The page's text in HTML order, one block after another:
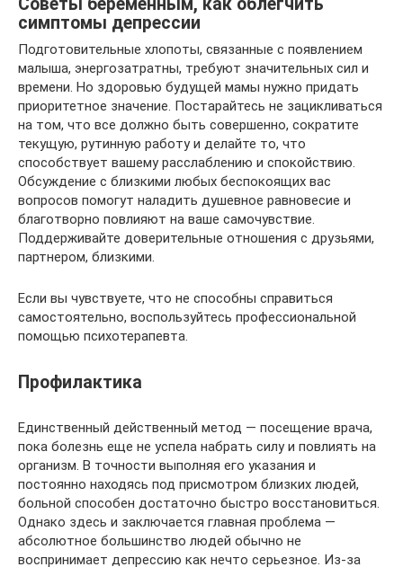
симптомы депрессии
Подготовительные хлопоты, связанные с появлением
малыша, энергозатратны, требуют значительных сил и
времени. Но здоровью будущей мамы нужно придать
приоритетное значение. Постарайтесь не зацикливаться
на том, что все должно быть совершенно, сократите
текущую, рутинную работу и делайте то, что
способствует вашему расслаблению и спокойствию.
Обсуждение с близкими любых беспокоящих вас
вопросов помогут наладить душевное равновесие и
благотворно повлияют на ваше самочувствие.
Поддерживайте доверительные отношения с друзьями,
партнером, близкими.
Если вы чувствуете, что не способны справиться
самостоятельно, воспользуйтесь профессиональной
помощью психотерапевта.
Профилактика
Единственный действенный метод — посещение врача,
пока болезнь еще не успела набрать силу и повлиять на
организм. В точности выполняя его указания и
постоянно находясь под присмотром близких людей,
больной способен достаточно быстро восстановиться.
Однако здесь и заключается главная проблема —
абсолютное большинство людей обычно не
воспринимает депрессию как нечто серьезное. Из-за